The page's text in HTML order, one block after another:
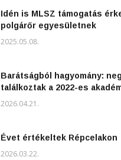
Idén is MLSZ támogatás
polgárőr egyesületnek
2025.05.08.
Barátságból hagyomány:
találkoztak a 2022-es
2026.04.21.
Évet értékeltek Répcelakon
2026.03.22.